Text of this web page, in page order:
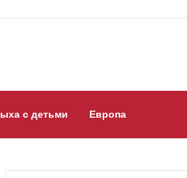
с детьми Европа